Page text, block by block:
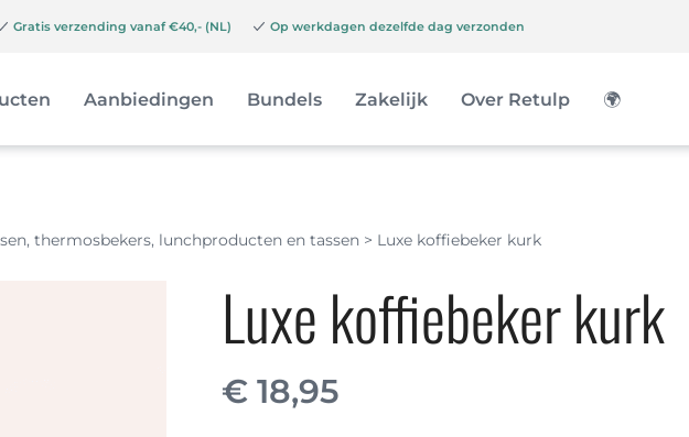
Gratis verzending vanaf €40,- (NL) Op werkdagen dezelfde dag verzonden
Aanbiedingen Bundels Zakelijk Over Retulp 🌍
thermosbekers, lunchproducten en tassen > Luxe koffiebeker kurk
Luxe koffiebeker kurk
€ 18,95